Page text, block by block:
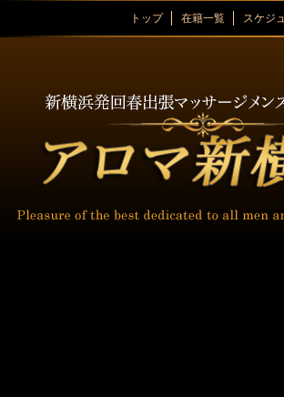
トップ 在籍一覧 スケジ